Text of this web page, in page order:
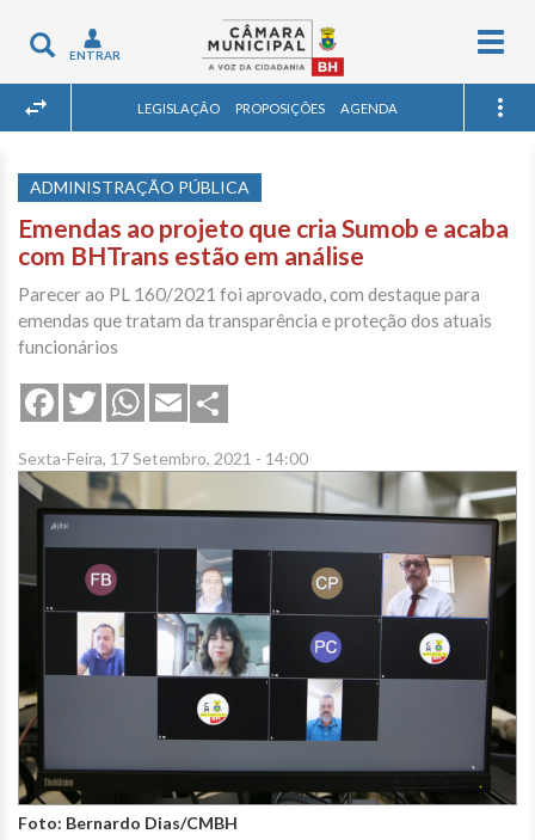
Toggle
navigation
ENTRAR
LEGISLAÇÃO PROPOSIÇÕES AGENDA
ADMINISTRAÇÃO PÚBLICA
Emendas ao projeto que cria Sumob e acaba
com BHTrans estão em análise
Parecer ao PL 160/2021 foi aprovado, com destaque para
emendas que tratam da transparência e proteção dos atuais
funcionários
FacebookTwitterWhatsApp
Email
Sexta-Feira, 17 Setembro, 2021 - 14:00
Foto: Bernardo Dias/CMBH